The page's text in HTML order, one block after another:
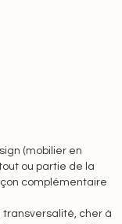
(mobilier en
ou partie de la
complémentaire
cher à